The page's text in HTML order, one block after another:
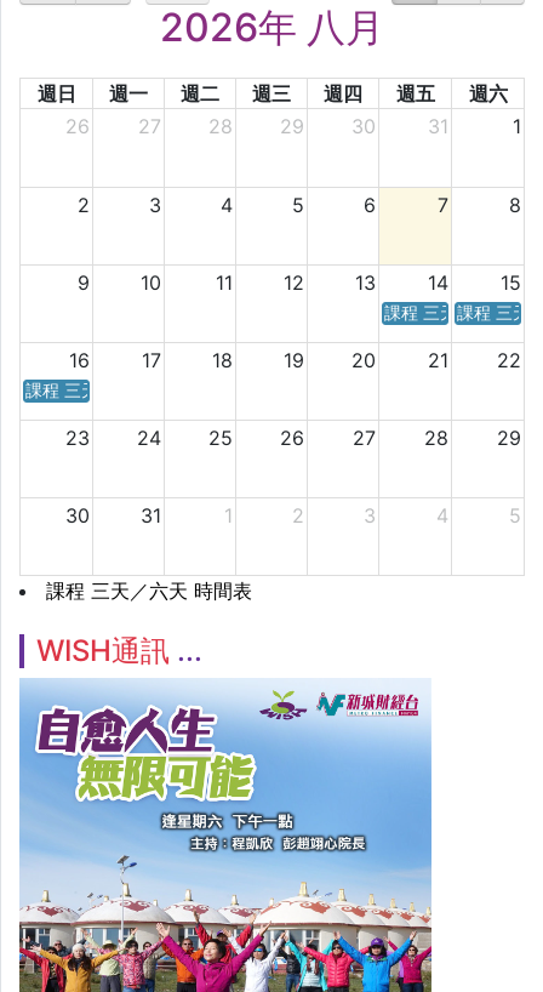
2026年 八月
週日 週一 週二 週三 週四 週五
週六
26
27 28 29 30 31 1
2 3 4 5 6 7 8
9 10 11 12 13 14 15
課程 三天／六天 時
課程 三天
16 17 18 19 20 21 22
課程 三天／六天 時間表
23 24 25 26 27 28 29
30 31 1 2 3 4 5
課程 三天／六天 時間表
WISH通訊